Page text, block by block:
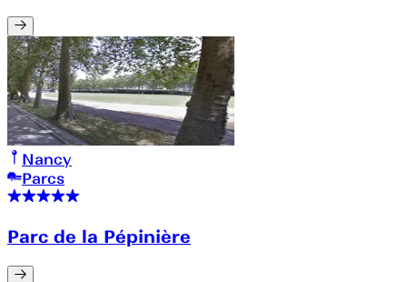
Nancy
Parcs
Parc de la Pépinière